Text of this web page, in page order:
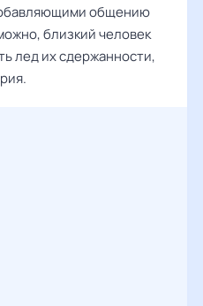
общению
близкий человек
лед их сдержанности,